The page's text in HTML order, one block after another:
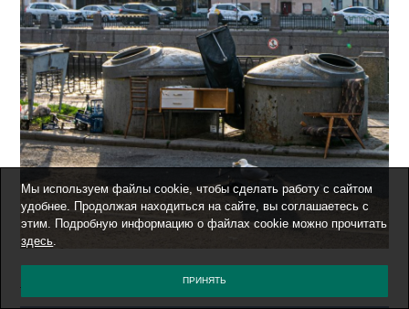
А это приквел — чайка высматривает голубя.
Мы используем файлы cookie, чтобы сделать работу с сайтом
удобнее. Продолжая находиться на сайте, вы соглашаетесь с
этим. Подробную информацию о файлах cookie можно прочитать
здесь.
ПРИНЯТЬ